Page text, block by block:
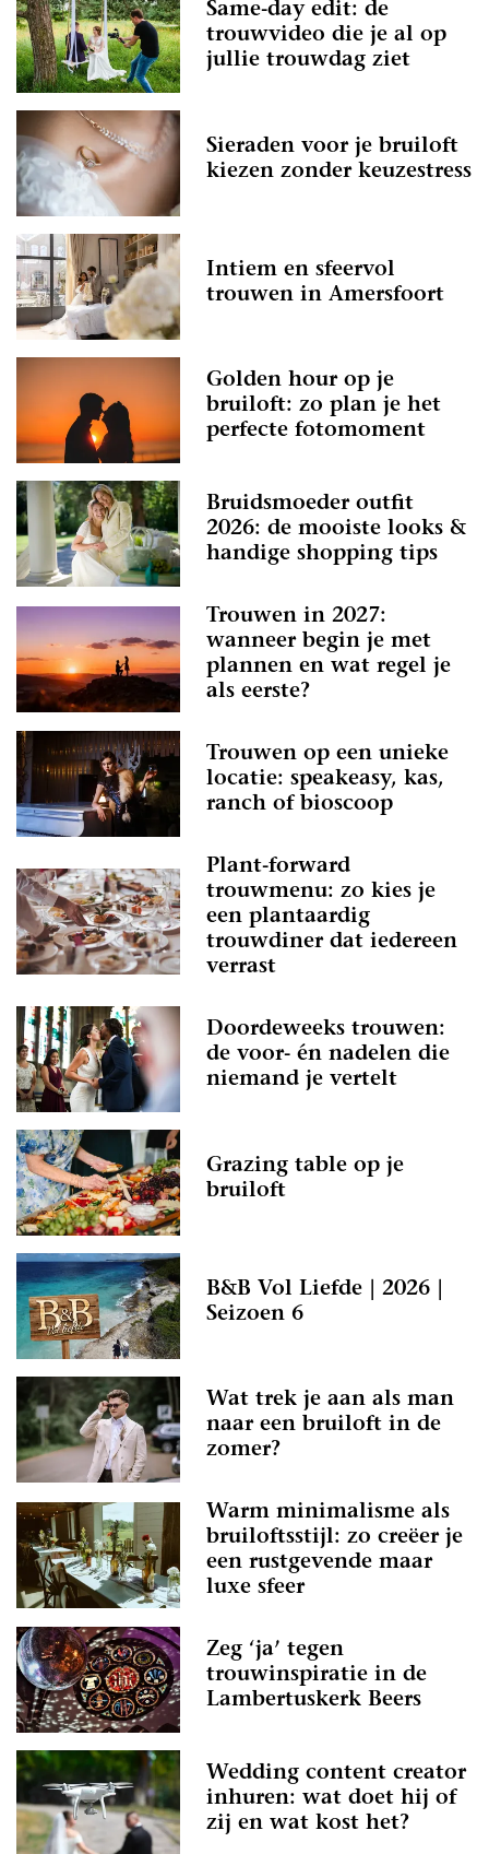
Same-day edit: de
trouwvideo die je al op
jullie trouwdag ziet
Sieraden voor je bruiloft
kiezen zonder keuzestress
Intiem en sfeervol
trouwen in Amersfoort
Golden hour op je
bruiloft: zo plan je het
perfecte fotomoment
Bruidsmoeder outfit
2026: de mooiste looks &
handige shopping tips
Trouwen in 2027:
wanneer begin je met
plannen en wat regel je
als eerste?
Trouwen op een unieke
locatie: speakeasy, kas,
ranch of bioscoop
Plant-forward
trouwmenu: zo kies je
een plantaardig
trouwdiner dat iedereen
verrast
Doordeweeks trouwen:
de voor- én nadelen die
niemand je vertelt
Grazing table op je
bruiloft
B&B Vol Liefde | 2026 |
Seizoen 6
Wat trek je aan als man
naar een bruiloft in de
zomer?
Warm minimalisme als
bruiloftsstijl: zo creëer je
een rustgevende maar
luxe sfeer
Zeg ‘ja’ tegen
trouwinspiratie in de
Lambertuskerk Beers
Wedding content creator
inhuren: wat doet hij of
zij en wat kost het?